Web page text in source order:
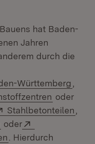
hat Baden-
Jahren
durch die
Württemberg
(Öffnet in
oder
Extern:
Stahlbetonteilen
(Öffnet in neuem
oder
(Öffnet in neuem
. Hierdurch